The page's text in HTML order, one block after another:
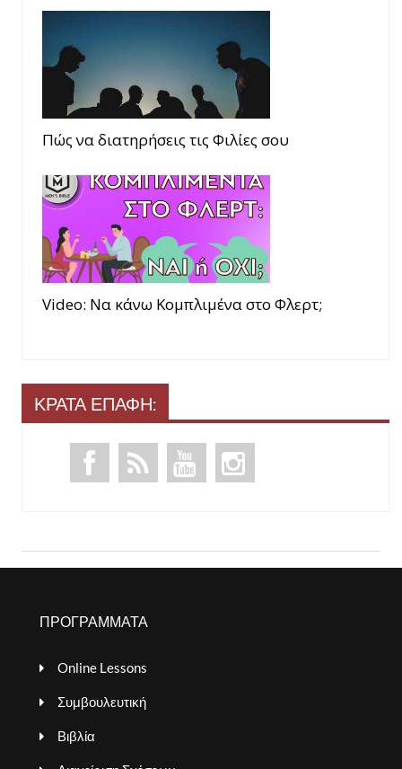
Πώς να διατηρήσεις τις Φιλίες σου
Video: Να κάνω Κομπλιμένα στο Φλερτ;
ΚΡΑΤΑ ΕΠΑΦΗ:
ΠΡΟΓΡΑΜΜΑΤΑ
Online Lessons
Συμβουλευτική
Βιβλία